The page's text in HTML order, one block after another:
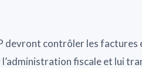
devront contrôler les factures
fiscale et lui